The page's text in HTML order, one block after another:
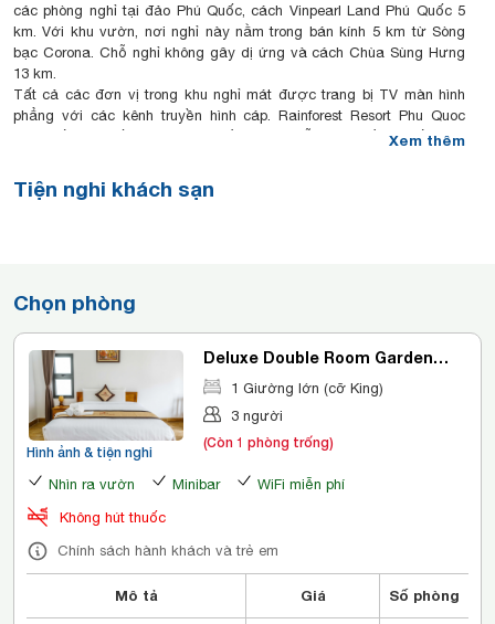
các phòng nghỉ tại đảo Phú Quốc, cách Vinpearl Land Phú Quốc 5
km. Với khu vườn, nơi nghỉ này nằm trong bán kính 5 km từ Sòng
bạc Corona. Chỗ nghỉ không gây dị ứng và cách Chùa Sùng Hưng
13 km.
Tất cả các đơn vị trong khu nghỉ mát được trang bị TV màn hình
phẳng với các kênh truyền hình cáp. Rainforest Resort Phu Quoc
cung cấp một số phòng nhìn ra hồ bơi và mỗi phòng đều có ấm đun
vòi sen.
Xem thêm
Tiện nghi khách sạn
Chọn phòng
Hình ảnh & tiện nghi
Deluxe Double Room Garden
View1 Giường lớn (cỡ King)
3 người
(Còn 1 phòng trống)
Nhìn ra vườn Minibar
WiFi miễn phí
Không hút thuốc
Chính sách hành khách và trẻ em
Mô tả Giá Số phòng